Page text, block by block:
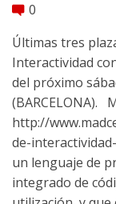
comment 0
Últimas tres
Interactividad
del próximo
(BARCELONA).
http://
de-
un lenguaje de
integrado de